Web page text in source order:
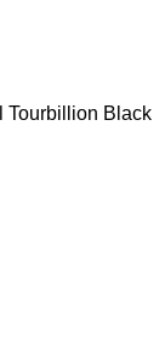
Tourbillion Black